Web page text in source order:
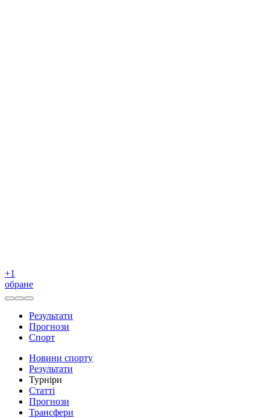
+1
обране
Результати
Прогнози
Спорт
Новини спорту
Результати
Турніри
Статті
Прогнози
Трансфери